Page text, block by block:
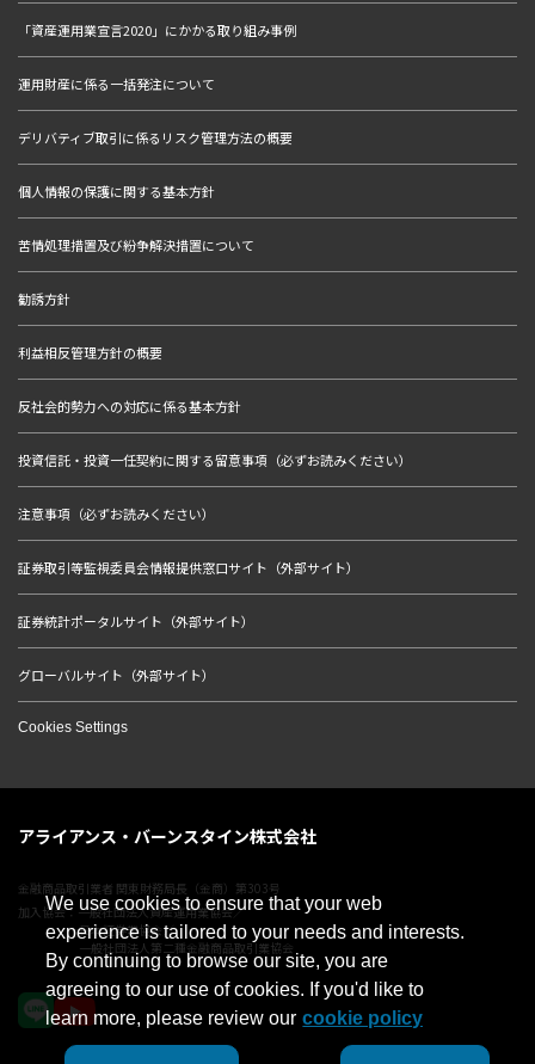
「資産運用業宣言2020」にかかる取り組み事例
運用財産に係る一括発注について
デリバティブ取引に係るリスク管理方法の概要
個人情報の保護に関する基本方針
苦情処理措置及び紛争解決措置について
勧誘方針
利益相反管理方針の概要
反社会的勢力への対応に係る基本方針
投資信託・投資一任契約に関する留意事項（必ずお読みください）
注意事項（必ずお読みください）
証券取引等監視委員会情報提供窓口サイト（外部サイト）
証券統計ポータルサイト（外部サイト）
グローバルサイト（外部サイト）
Cookies Settings
アライアンス・バーンスタイン株式会社
金融商品取引業者 関東財務局長（金商）第303号
加入協会：一般社団法人資産運用業協会／
日本証券業協会／
一般社団法人第二種金融商品取引業協会
We use cookies to ensure that your web
experience is tailored to your needs and interests.
By continuing to browse our site, you are
agreeing to our use of cookies. If you'd like to
learn more, please review our cookie policy